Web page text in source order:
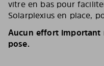
vitre en bas pour
Solarplexius en place,
Aucun effort important
pose.